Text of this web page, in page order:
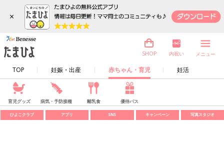
×
TOP 妊娠・出産 赤ちゃん・育児 妊活
SHOP 内祝い メニュー
育児グッズ 病気・予防接種 離乳食 優待パス
ひよこクラブ アプリ SNS キャンペーン 写真スタジオ